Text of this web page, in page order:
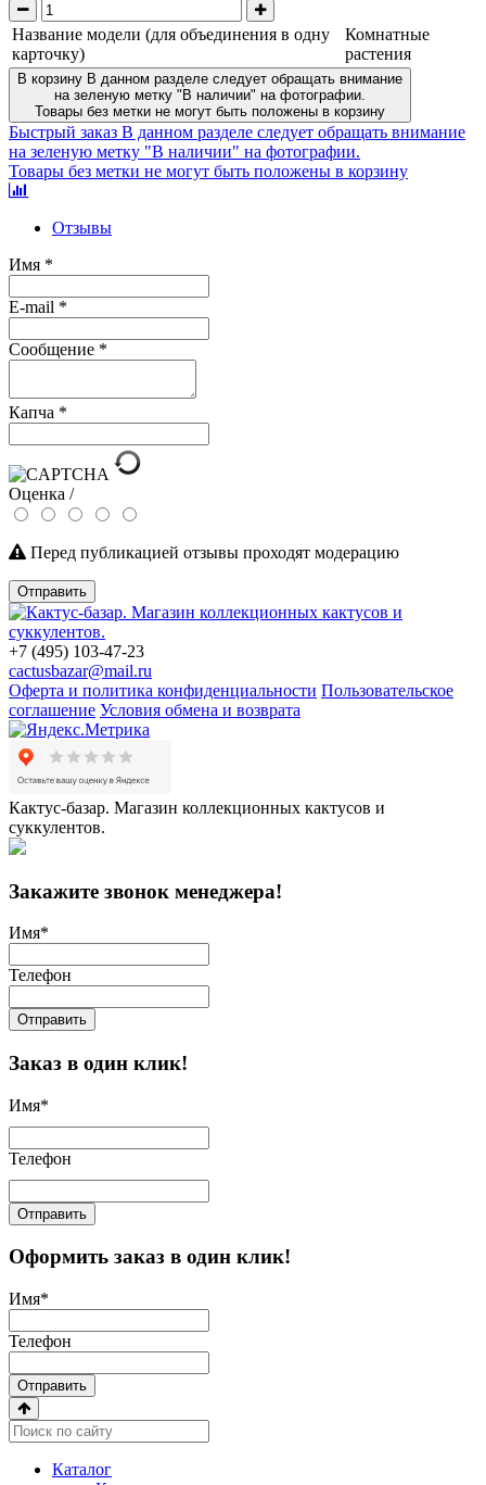
Название модели (для объединения в одну
карточку)
Комнатные
растения
В корзину В данном разделе следует обращать внимание
на зеленую метку "В наличии" на фотографии.
Товары без метки не могут быть положены в корзину
Быстрый заказ В данном разделе следует обращать внимание
на зеленую метку "В наличии" на фотографии.
Товары без метки не могут быть положены в корзину
Отзывы
Имя *
E-mail *
Сообщение *
Капча *
Оценка /
Перед публикацией отзывы проходят модерацию
Отправить
+7 (495) 103-47-23
cactusbazar@mail.ru
Оферта и политика конфиденциальности Пользовательское
соглашение Условия обмена и возврата
Кактус-базар. Магазин коллекционных кактусов и
суккулентов.
Закажите звонок менеджера!
Имя*
Телефон
Отправить
Заказ в один клик!
Имя*
Телефон
Отправить
Оформить заказ в один клик!
Имя*
Телефон
Отправить
Каталог